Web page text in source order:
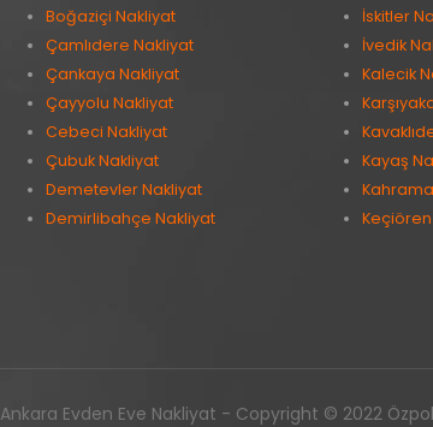
Boğaziçi Nakliyat
Çamlıdere Nakliyat
Çankaya Nakliyat
Çayyolu Nakliyat
Cebeci Nakliyat
Çubuk Nakliyat
Demetevler Nakliyat
Demirlibahçe Nakliyat
İskitler
İvedik
Kalecik
Kayaş
Keçiören
Ankara Evden Eve Nakliyat - Copyright © 2022